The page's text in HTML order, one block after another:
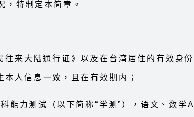
，特制定本简章。
来大陆通行证》以及在台湾居住的有效身份
人信息一致，且在有效期内；
力测试（以下简称“学测”），语文、数学A